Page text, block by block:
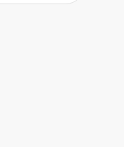
a>